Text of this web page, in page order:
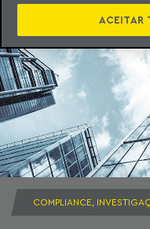
COMPLIANCE,
ACEITAR